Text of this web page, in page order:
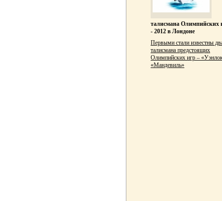
талисмана Олимпийских
- 2012 в Лондоне
Первыми стали известны
талисмана предстоящих
Олимпийских игр –
«Мандевиль»